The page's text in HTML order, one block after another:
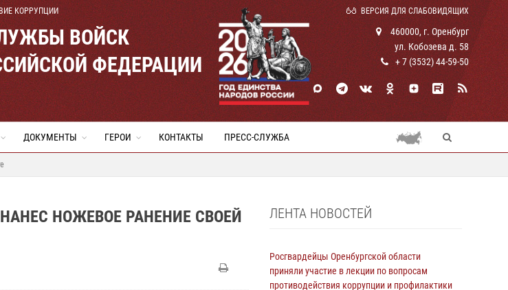
КОРРУПЦИИ ВЕРСИЯ ДЛЯ СЛАБОВИДЯЩИХ
ВОЙСК
ФЕДЕРАЦИИ
460000, г. Оренбург
ул. Кобозева д. 58
+ 7 (3532) 44-59-50
ДОКУМЕНТЫ ГЕРОИ КОНТАКТЫ ПРЕСС-СЛУЖБА
НОЖЕВОЕ РАНЕНИЕ СВОЕЙ
ЛЕНТА НОВОСТЕЙ
Росгвардейцы Оренбургской области
приняли участие в лекции по вопросам
противодействия коррупции и профилактики